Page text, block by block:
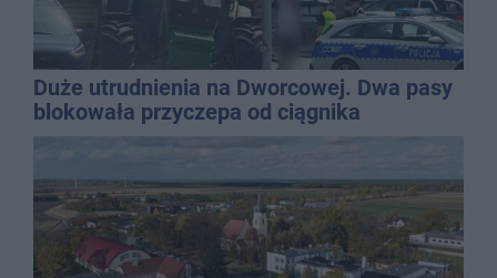
Duże utrudnienia na Dworcowej. Dwa pasy
blokowała przyczepa od ciągnika